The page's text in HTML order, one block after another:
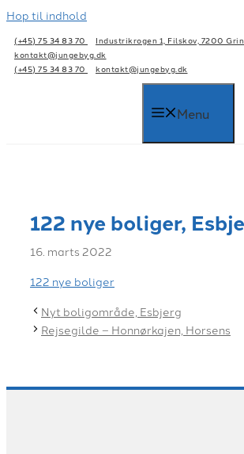
Hop til indhold
(+45) 75 34 83 70
Industrikrogen 1, Filskov, 7200
kontakt@jungebyg.dk
(+45) 75 34 83 70
kontakt@jungebyg.dk
Menu
122 nye boliger,
16. marts 2022
122 nye boliger
Nyt boligområde, Esbjerg
Rejsegilde – Honnørkajen, Horsens